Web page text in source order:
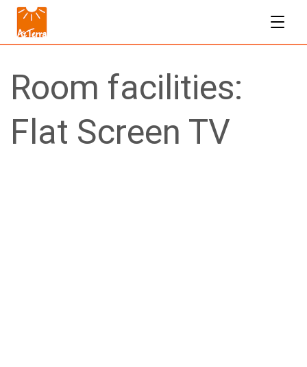
Room facilities:
Flat Screen TV